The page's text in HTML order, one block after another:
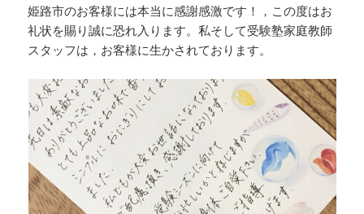
姫路市のお客様には本当に感謝感激です！，この度はお
礼状を賜り誠に恐れ入ります。私そして受験塾家庭教師
スタッフは，お客様に生かされております。